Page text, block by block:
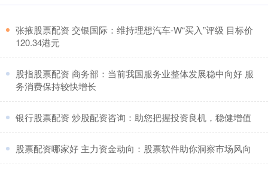
​张掖股票配资 交银国际：维持理想汽车-W“买入”评级 目标价
120.34港元
​股指股票配资 商务部：当前我国服务业整体发展稳中向好 服
务消费保持较快增长
​银行股票配资 炒股配资咨询：助您把握投资良机，稳健增值
​股票配资哪家好 主力资金动向：股票软件助你洞察市场风向